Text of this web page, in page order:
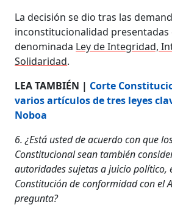
La decisión se dio tras las
inconstitucionalidad presentadas
denominada Ley de Integridad,
Solidaridad.
LEA TAMBIÉN | Corte
varios artículos de tres leyes
Noboa
6. ¿Está usted de acuerdo con que
Constitucional sean también
autoridades sujetas a juicio político,
Constitución de conformidad con el
pregunta?